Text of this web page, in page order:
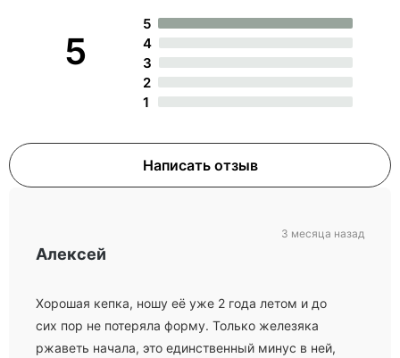
5
5
4
3
2
1
Написать отзыв
Алексей
Хорошая кепка, ношу её уже 2 года летом и до
сих пор не потеряла форму. Только железяка
ржаветь начала, это единственный минус в ней,
3 месяца назад